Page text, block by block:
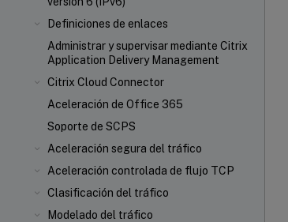
Definiciones de enlaces
Administrar y supervisar mediante Citrix
Application Delivery Management
Citrix Cloud Connector
Aceleración de Office 365
Soporte de SCPS
Aceleración segura del tráfico
Aceleración controlada de flujo TCP
Clasificación del tráfico
Modelado del tráfico